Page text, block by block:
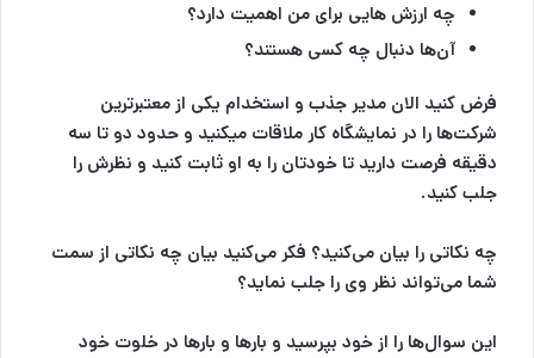
چه ارزش هایی برای من اهمیت دارد؟
آن‌ها دنبال چه کسی هستند؟
فرض کنید الان مدیر جذب و استخدام یکی از معتبرترین
شرکت‌ها را در نمایشگاه کار ملاقات میکنید و حدود دو تا سه
دقیقه فرصت دارید تا خودتان را به او ثابت کنید و نظرش را
جلب کنید.
چه نکاتی را بیان می‌کنید؟ فکر می‌کنید بیان چه نکاتی از سمت
شما می‌تواند نظر وی را جلب نماید؟
این سوال‌ها را از خود بپرسید و بارها و بارها در خلوت خود